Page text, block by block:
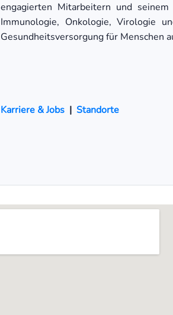
engagierten Mitarbeitern und
Immunologie, Onkologie, Virologie
Gesundheitsversorgung für Menschen
Karriere & Jobs | Standorte